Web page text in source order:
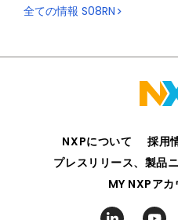
interface as well as
全ての情報 S08RN
NXPについて 採用
プレスリリース、製品
MY NXPア